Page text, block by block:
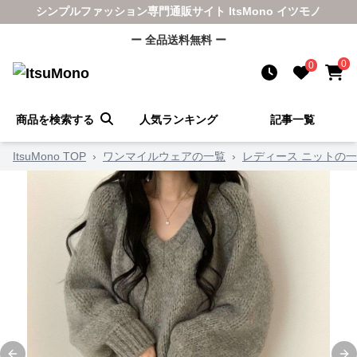
シンプルファッション専門通販サイト ItsMono イツモノ
ー 全品送料無料 ー
0 0
商品を検索する 人気ランキング 記事一覧
ItsuMono TOP › ワンマイルウェアの一覧 › レディース ニットの